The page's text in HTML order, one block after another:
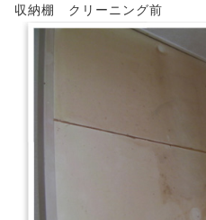
収納棚 クリーニング前